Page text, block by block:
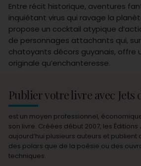
Entre récit historique, aventures
inquiétant virus qui ravage la
propose un cocktail atypique
de personnages attachants qui,
chatoyants décors guyanais, offre
originale qu’enchanteresse.
Publier votre livre avec Jets
est un moyen professionnel,
son livre. Créées début 2007, les
aujourd’hui plusieurs auteurs et publient
des polars que de la poésie ou des
techniques.